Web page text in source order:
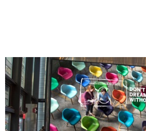
Leggi articolo